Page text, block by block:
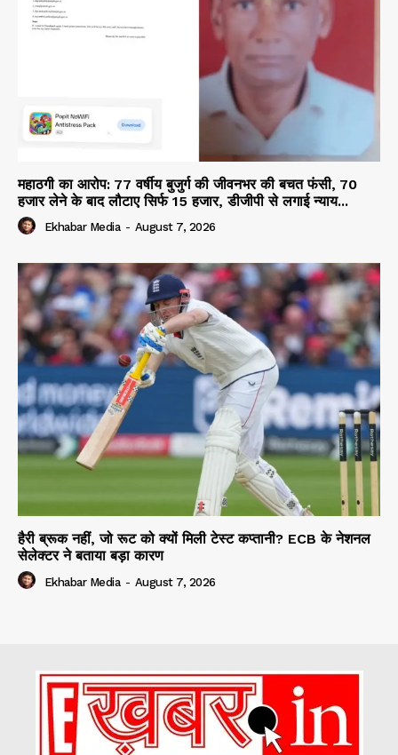
महाठगी का आरोप: 77 वर्षीय बुजुर्ग की जीवनभर की बचत फंसी, 70
हजार लेने के बाद लौटाए सिर्फ 15 हजार, डीजीपी से लगाई न्याय...
Ekhabar Media - August 7, 2026
हैरी ब्रूक नहीं, जो रूट को क्यों मिली टेस्ट कप्तानी? ECB के नेशनल
सेलेक्टर ने बताया बड़ा कारण
Ekhabar Media - August 7, 2026